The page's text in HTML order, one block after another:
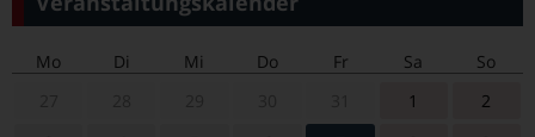
Mo Di Mi Do Fr Sa
So
1
2